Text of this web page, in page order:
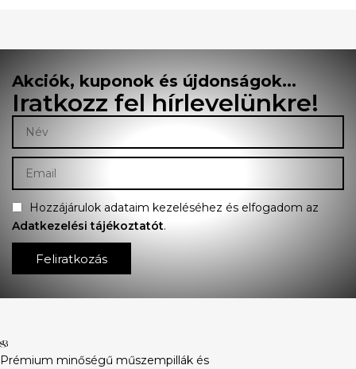
Akciók, kuponok és újdonságok...
Iratkozz fel hírlevelünkre!
Hozzájárulok adataim kezeléséhez és elfogadom az
Adatkezelési tájékoztatót.
Feliratkozás
Prémium minőségű műszempillák és